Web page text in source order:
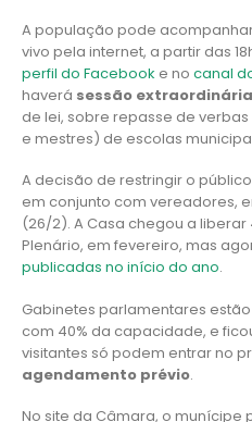
A população pode
vivo pela internet, a partir das
perfil do Facebook e no canal
haverá sessão extraordinária
de lei, sobre repasse de
e mestres) de escolas
A decisão de restringir o
em conjunto com vereadores,
(26/2). A Casa chegou a liberar
Plenário, em fevereiro, mas
publicadas no início do ano.
Gabinetes parlamentares
com 40% da capacidade, e
visitantes só podem entrar no
agendamento prévio.
No site da Câmara, o